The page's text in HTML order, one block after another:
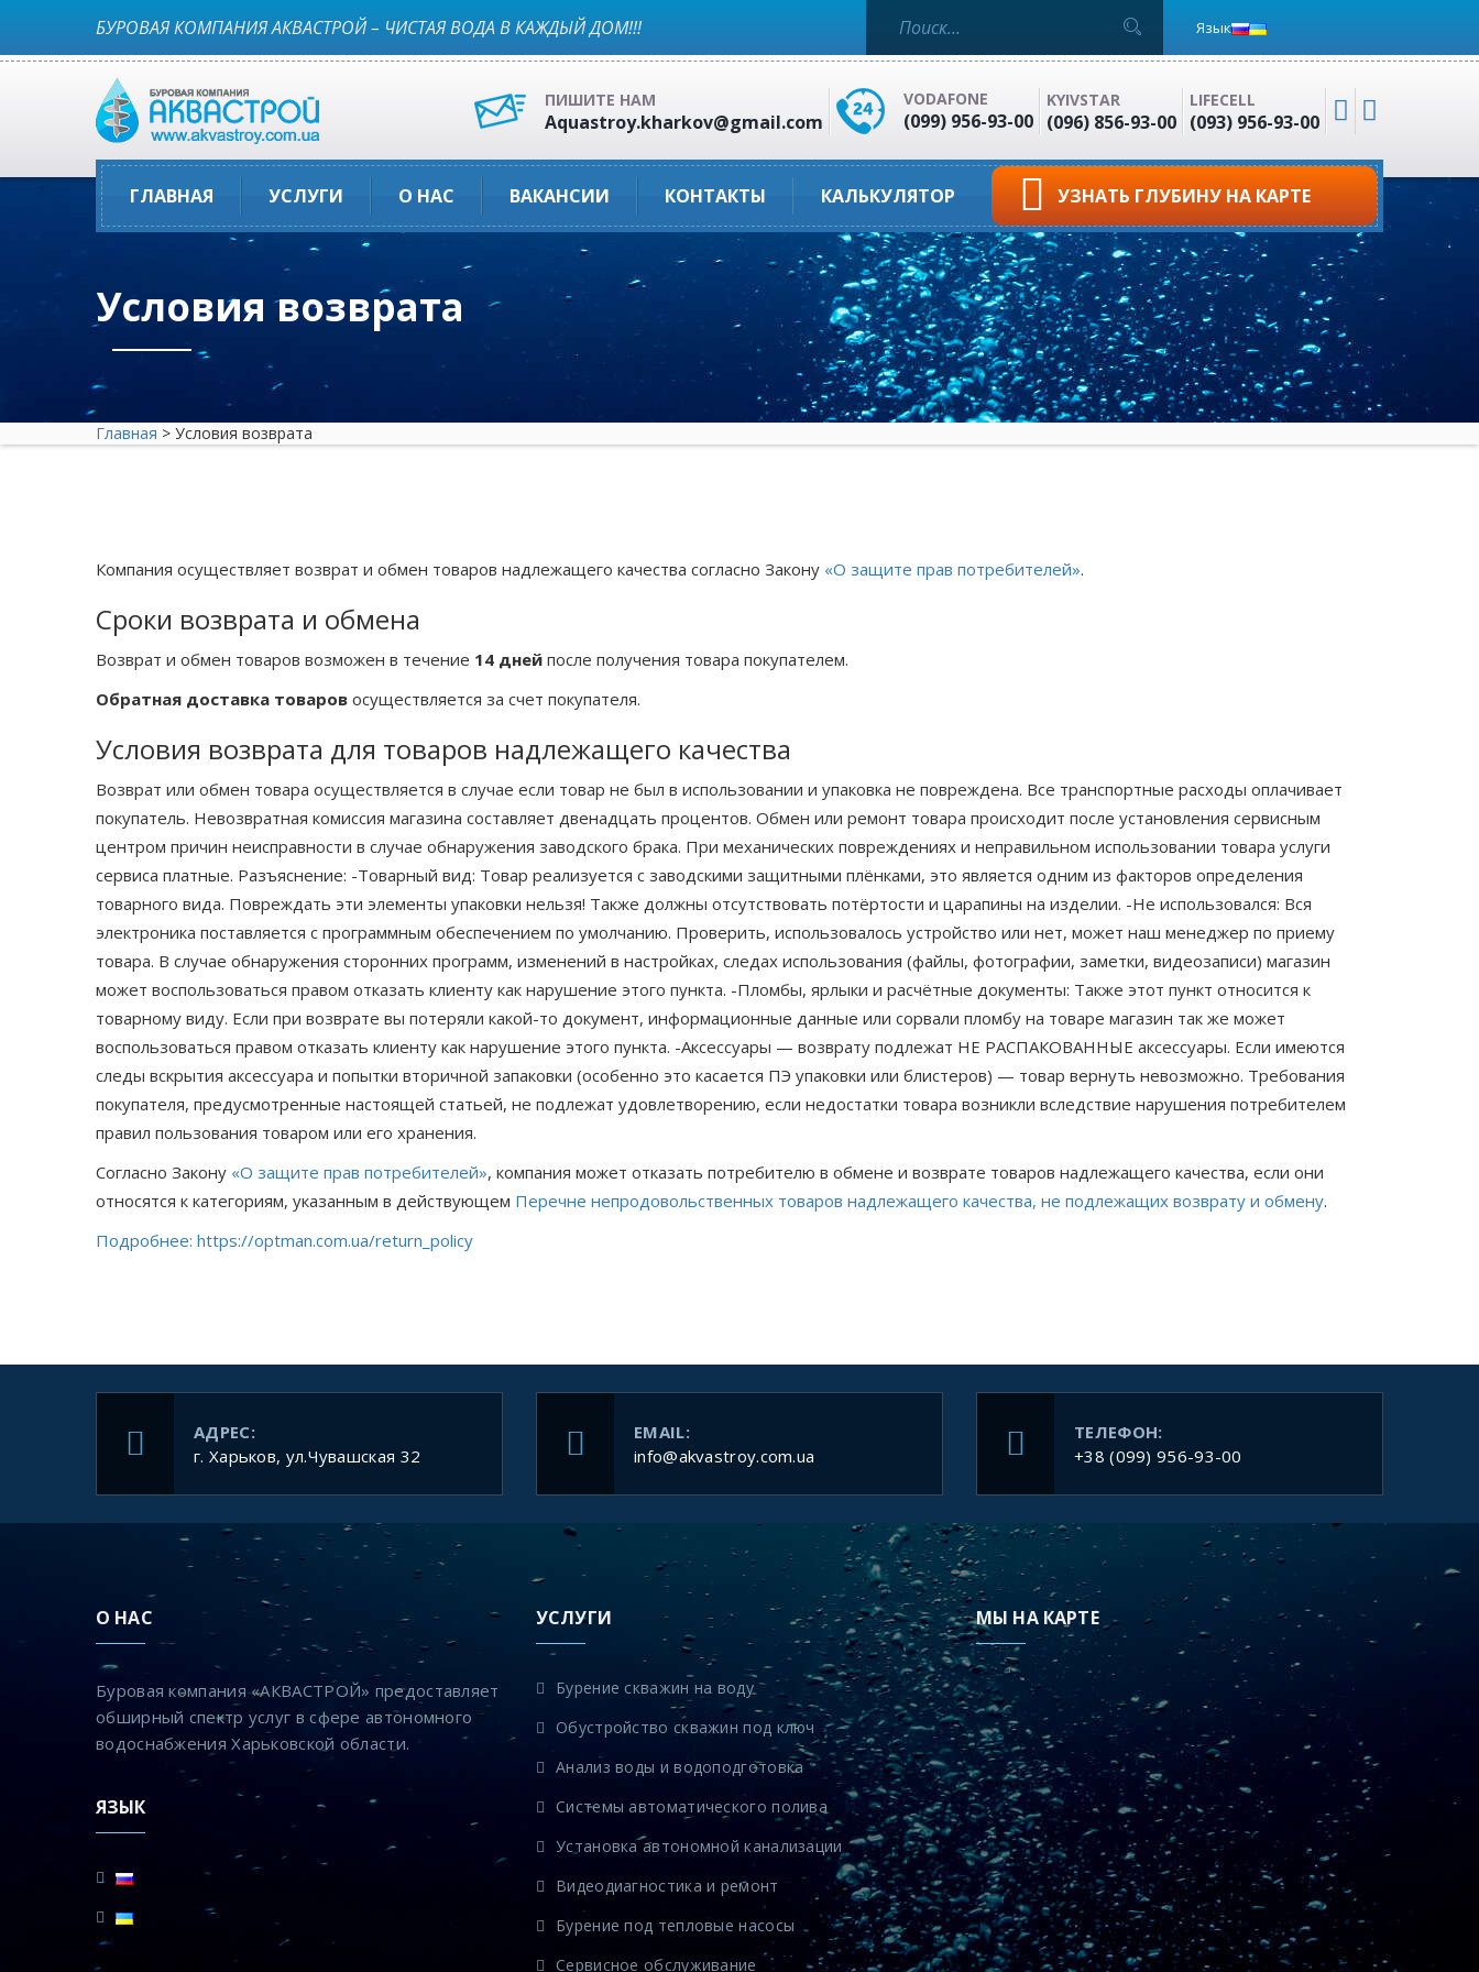
БУРОВАЯ КОМПАНИЯ АКВАСТРОЙ – ЧИСТАЯ ВОДА В КАЖДЫЙ ДОМ!!! Язык
ПИШИТЕ НАМ
Aquastroy.kharkov@gmail.com
VODAFONE
(099) 956-93-00
KYIVSTAR
(096) 856-93-00
LIFECELL
(093) 956-93-00
ГЛАВНАЯ УСЛУГИ О НАС ВАКАНСИИ КОНТАКТЫ УЗНАТЬ ГЛУБИНУ НА КАРТЕ
КАЛЬКУЛЯТОР
Условия возврата
Главная > Условия возврата
Компания осуществляет возврат и обмен товаров надлежащего качества согласно Закону «О защите прав потребителей».
Сроки возврата и обмена
Возврат и обмен товаров возможен в течение 14 дней после получения товара покупателем.
Обратная доставка товаров осуществляется за счет покупателя.
Условия возврата для товаров надлежащего качества
Возврат или обмен товара осуществляется в случае если товар не был в использовании и упаковка не повреждена. Все транспортные расходы оплачивает
покупатель. Невозвратная комиссия магазина составляет двенадцать процентов. Обмен или ремонт товара происходит после установления сервисным
центром причин неисправности в случае обнаружения заводского брака. При механических повреждениях и неправильном использовании товара услуги
сервиса платные. Разъяснение: -Товарный вид: Товар реализуется с заводскими защитными плёнками, это является одним из факторов определения
товарного вида. Повреждать эти элементы упаковки нельзя! Также должны отсутствовать потёртости и царапины на изделии. -Не использовался: Вся
электроника поставляется с программным обеспечением по умолчанию. Проверить, использовалось устройство или нет, может наш менеджер по приему
товара. В случае обнаружения сторонних программ, изменений в настройках, следах использования (файлы, фотографии, заметки, видеозаписи) магазин
может воспользоваться правом отказать клиенту как нарушение этого пункта. -Пломбы, ярлыки и расчётные документы: Также этот пункт относится к
товарному виду. Если при возврате вы потеряли какой-то документ, информационные данные или сорвали пломбу на товаре магазин так же может
воспользоваться правом отказать клиенту как нарушение этого пункта. -Аксессуары — возврату подлежат НЕ РАСПАКОВАННЫЕ аксессуары. Если имеются
следы вскрытия аксессуара и попытки вторичной запаковки (особенно это касается ПЭ упаковки или блистеров) — товар вернуть невозможно. Требования
покупателя, предусмотренные настоящей статьей, не подлежат удовлетворению, если недостатки товара возникли вследствие нарушения потребителем
правил пользования товаром или его хранения.
Согласно Закону «О защите прав потребителей», компания может отказать потребителю в обмене и возврате товаров надлежащего качества, если они
относятся к категориям, указанным в действующем Перечне непродовольственных товаров надлежащего качества, не подлежащих возврату и обмену.
Подробнее: https://optman.com.ua/return_policy
АДРЕС:
г. Харьков, ул.Чувашская 32
EMAIL:
info@akvastroy.com.ua
ТЕЛЕФОН:
+38 (099) 956-93-00
О НАС
Буровая компания «АКВАСТРОЙ» предоставляет
обширный спектр услуг в сфере автономного
водоснабжения Харьковской области.
ЯЗЫК
УСЛУГИ
Бурение скважин на воду
Обустройство скважин под ключ
Анализ воды и водоподготовка
Системы автоматического полива
Установка автономной канализации
Видеодиагностика и ремонт
Бурение под тепловые насосы
Сервисное обслуживание
МЫ НА КАРТЕ